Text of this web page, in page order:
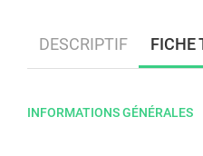
DESCRIPTIF FICHE
INFORMATIONS GÉNÉRALES